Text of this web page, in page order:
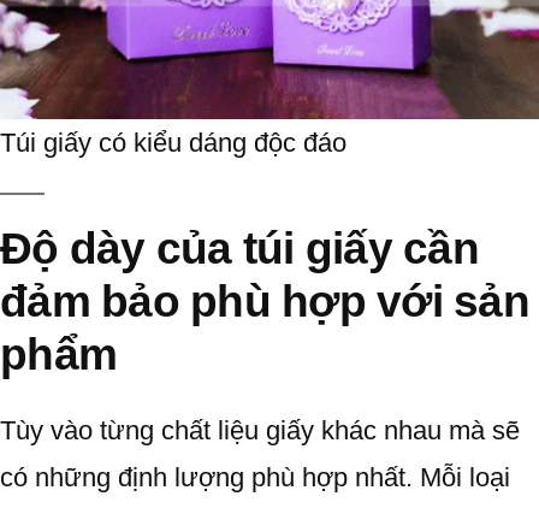
Túi giấy có kiểu dáng độc đáo
Độ dày của túi giấy cần
đảm bảo phù hợp với sản
phẩm
Tùy vào từng chất liệu giấy khác nhau mà sẽ
có những định lượng phù hợp nhất. Mỗi loại